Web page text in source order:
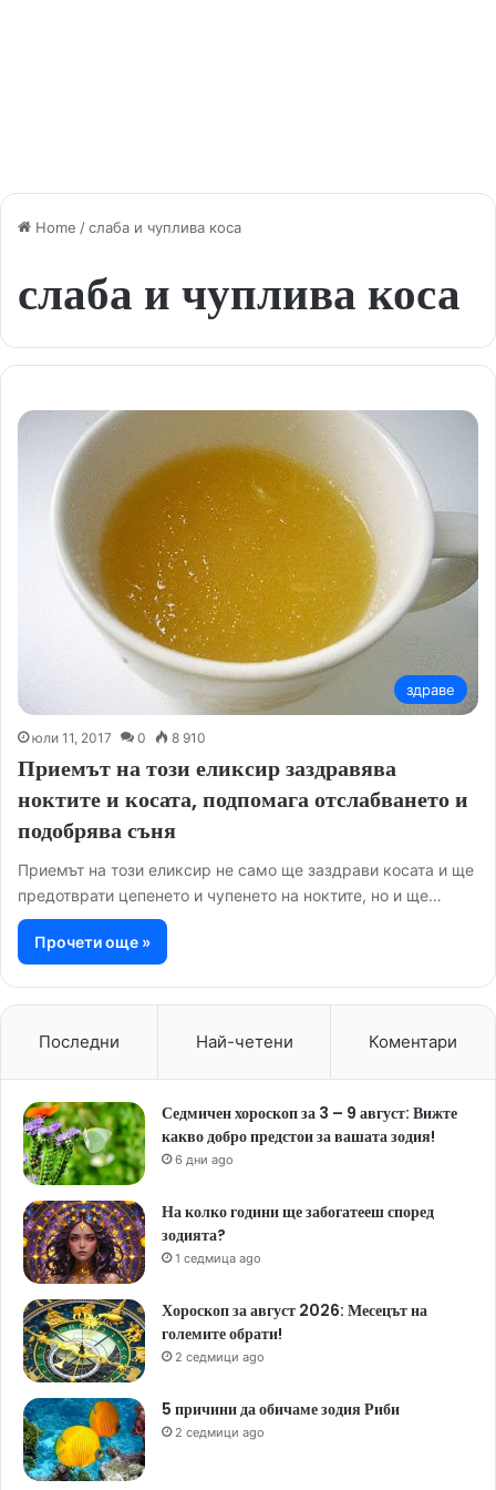
Home /слаба и чуплива коса
слаба и чуплива коса
здраве
юли 11, 2017 0 8 910
Приемът на този еликсир заздравява
ноктите и косата, подпомага отслабването и
подобрява съня
Приемът на този еликсир не само ще заздрави косата и ще
предотврати цепенето и чупенето на ноктите, но и ще…
Прочети още »
Последни Най-четени Коментари
Седмичен хороскоп за 3 – 9 август: Вижте
какво добро предстои за вашата зодия!
6 дни ago
На колко години ще забогатееш според
зодията?
1 седмица ago
Хороскоп за август 2026: Месецът на
големите обрати!
2 седмици ago
5 причини да обичаме зодия Риби
2 седмици ago